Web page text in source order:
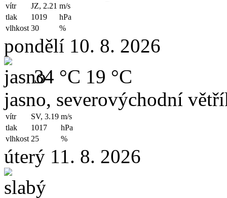
vítr JZ, 2.21 m/s
tlak
1019
hPa
vlhkost 30 %
pondělí 10. 8. 2026
34 °C 19 °C
jasno, severovýchodní
vítr SV, 3.19 m/s
tlak
1017
hPa
vlhkost 25 %
úterý 11. 8. 2026